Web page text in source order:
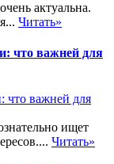
актуальна.
Читать»
что важней для
ищет
Читать»